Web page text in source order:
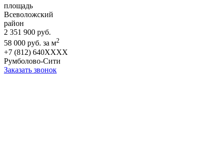
площадь
Всеволожский
район
2 351 900 руб.
58 000 руб. за м2
+7 (812) 640XXXX
Румболово-Сити
Заказать звонок